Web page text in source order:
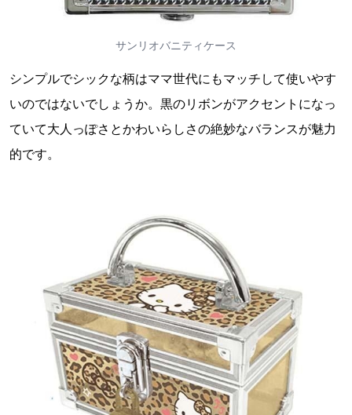
サンリオバニティケース
シンプルでシックな柄はママ世代にもマッチして使いやす
いのではないでしょうか。黒のリボンがアクセントになっ
ていて大人っぽさとかわいらしさの絶妙なバランスが魅力
的です。